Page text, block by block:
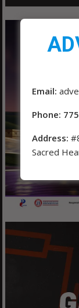
Email:
Phone:
Address:
Sacred